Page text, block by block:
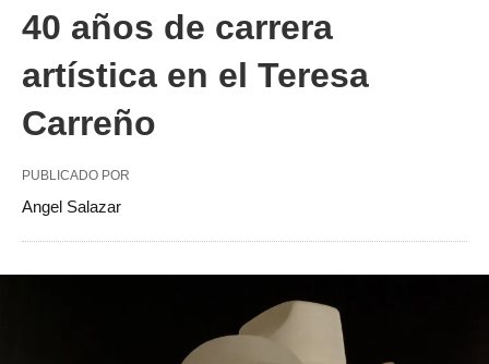
40 años de carrera
artística en el Teresa
Carreño
PUBLICADO POR
Angel Salazar